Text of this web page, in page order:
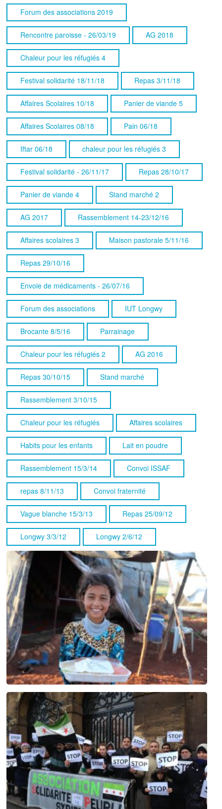
Forum des associations 2019
Rencontre paroisse - 26/03/19 AG 2018
Chaleur pour les réfugiés 4
Festival solidarité 18/11/18 Repas 3/11/18
Affaires Scolaires 10/18 Panier de viande 5
Affaires Scolaires 08/18 Pain 06/18
Iftar 06/18 chaleur pour les réfugiés 3
Festival solidarité - 26/11/17 Repas 28/10/17
Panier de viande 4 Stand marché 2
AG 2017 Rassemblement 14-23/12/16
Affaires scolaires 3 Maison pastorale 5/11/16
Repas 29/10/16
Envoie de médicaments - 26/07/16
Forum des associations IUT Longwy
Brocante 8/5/16 Parrainage
Chaleur pour les réfugiés 2 AG 2016
Repas 30/10/15 Stand marché
Rassemblement 3/10/15
Chaleur pour les réfugiés Affaires scolaires
Habits pour les enfants Lait en poudre
Rassemblement 15/3/14 Convoi ISSAF
repas 8/11/13 Convoi fraternité
Vague blanche 15/3/13 Repas 25/09/12
Longwy 3/3/12 Longwy 2/6/12